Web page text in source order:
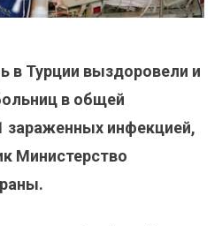
в Турции выздоровели и
в общей
зараженных инфекцией,
Министерство